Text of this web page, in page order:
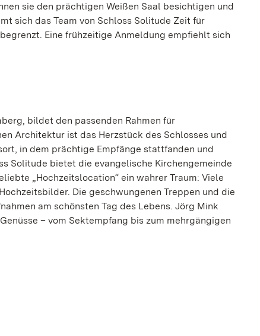
sie den prächtigen Weißen Saal besichtigen und
sich das Team von Schloss Solitude Zeit für
Eine frühzeitige Anmeldung empfiehlt sich
bildet den passenden Rahmen für
Architektur ist das Herzstück des Schlosses und
in dem prächtige Empfänge stattfanden und
Solitude bietet die evangelische Kirchengemeinde
„Hochzeitslocation“ ein wahrer Traum: Viele
Die geschwungenen Treppen und die
am schönsten Tag des Lebens. Jörg Mink
– vom Sektempfang bis zum mehrgängigen